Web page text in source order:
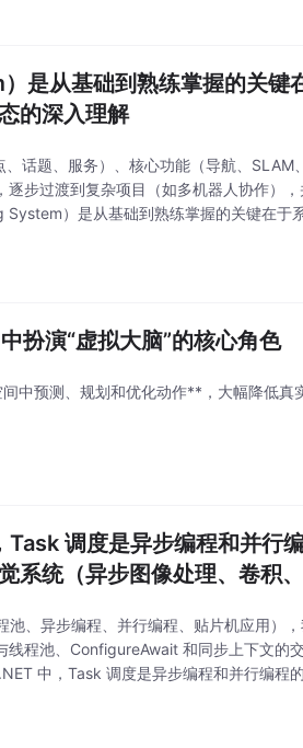
是从基础到熟练掌握的关键
的深入理解
话题、服务）、核心功能（导航、
步过渡到复杂项目（如多机器人协作）
）是从基础到熟练掌握的关键在于
扮演“虚拟大脑”的核心角色
中预测、规划和优化动作**，大幅降低真
调度是异步编程和并行
系统（异步图像处理、卷积
、异步编程、并行编程、贴片机应用）
程池、ConfigureAwait 和同步上下文的
中，Task 调度是异步编程和并行编程